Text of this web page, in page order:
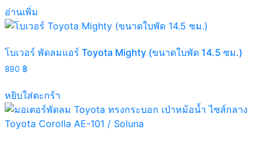
อ่านเพิ่ม
โบเวอร์ พัดลมแอร์ Toyota Mighty (ขนาดใบพัด 14.5 ซม.)
890 ฿
หยิบใส่ตะกร้า